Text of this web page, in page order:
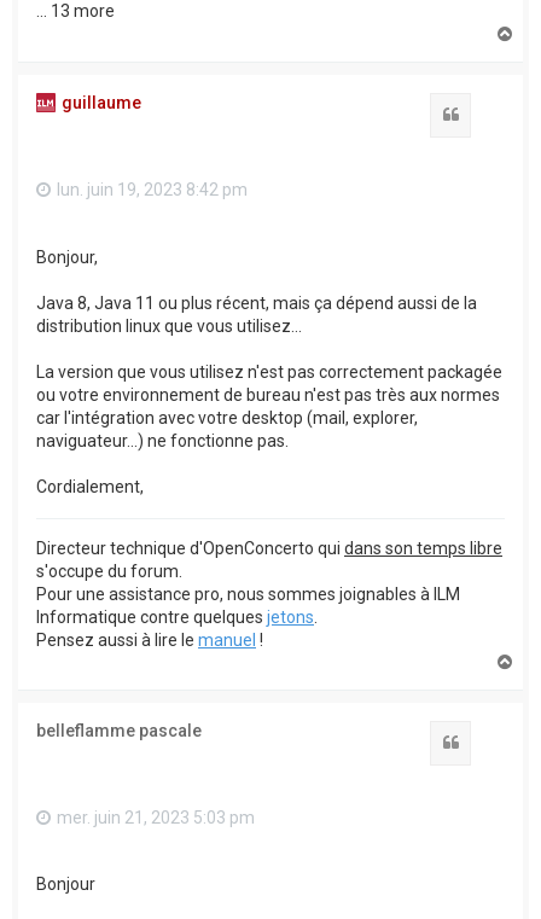
... 13 more
guillaume
lun. juin 19, 2023 8:42 pm
Bonjour,
Java 8, Java 11 ou plus récent, mais ça dépend aussi de la
distribution linux que vous utilisez...
La version que vous utilisez n'est pas correctement packagée
ou votre environnement de bureau n'est pas très aux normes
car l'intégration avec votre desktop (mail, explorer,
naviguateur...) ne fonctionne pas.
Cordialement,
Directeur technique d'OpenConcerto qui dans son temps libre
s'occupe du forum.
Pour une assistance pro, nous sommes joignables à ILM
Informatique contre quelques jetons
Pensez aussi à lire le manuel !
belleflamme pascale
mer. juin 21, 2023 5:03 pm
Bonjour